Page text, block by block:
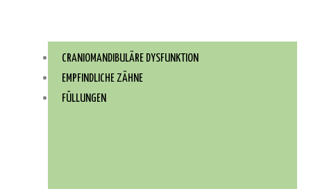
CRANIOMANDIBULÄRE DYSFUNKTION
EMPFINDLICHE ZÄHNE
FÜLLUNGEN